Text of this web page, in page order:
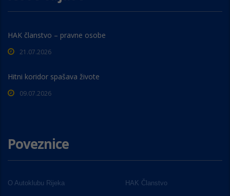
HAK članstvo – pravne osobe
21.07.2026
Hitni koridor spašava živote
09.07.2026
Poveznice
O Autoklubu Rijeka HAK Članstvo